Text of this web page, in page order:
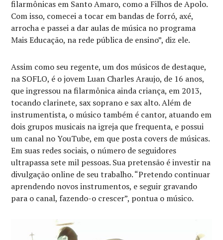
filarmônicas em Santo Amaro, como a Filhos de Apolo.
Com isso, comecei a tocar em bandas de forró, axé,
arrocha e passei a dar aulas de música no programa
Mais Educação, na rede pública de ensino”, diz ele.
Assim como seu regente, um dos músicos de destaque,
na SOFLO, é o jovem Luan Charles Araujo, de 16 anos,
que ingressou na filarmônica ainda criança, em 2013,
tocando clarinete, sax soprano e sax alto. Além de
instrumentista, o músico também é cantor, atuando em
dois grupos musicais na igreja que frequenta, e possui
um canal no YouTube, em que posta covers de músicas.
Em suas redes sociais, o número de seguidores
ultrapassa sete mil pessoas. Sua pretensão é investir na
divulgação online de seu trabalho. “Pretendo continuar
aprendendo novos instrumentos, e seguir gravando
para o canal, fazendo-o crescer”, pontua o músico.